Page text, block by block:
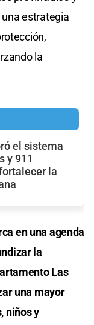
estrategia
la
el sistema
y 911
la
en una agenda
la
Las
una mayor
niños y